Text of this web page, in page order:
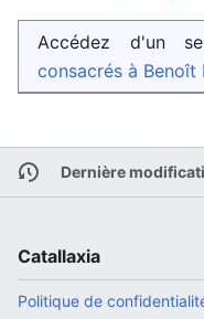
Accédez d'un
consacrés à Benoît
Dernière
Catallaxia
Politique de